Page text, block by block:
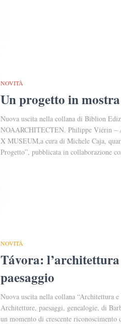
NOVITÀ
Un progetto in mostra
Nuova uscita nella collana di Biblion
NOAARCHITECTEN. Philippe Viérin –
X MUSEUM,a cura di Michele Caja,
Progetto”, pubblicata in collaborazione
NOVITÀ
Távora:
paesaggio
Nuova uscita nella collana “Architettura
Architetture, paesaggi, genealogie, di
un momento di crescente